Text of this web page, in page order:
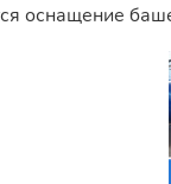
оснащение